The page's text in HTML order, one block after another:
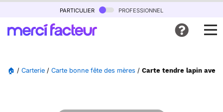
particulier professionnel
🏠 / Carterie / Carte bonne fête des mères / Carte tendre lapin avec